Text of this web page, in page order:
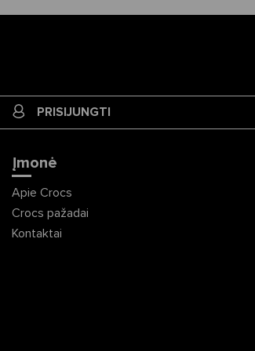
PRISIJUNGTI
Įmonė
Apie Crocs
Crocs pažadai
Kontaktai